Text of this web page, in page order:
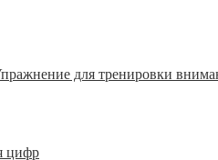
для тренировки
цифр